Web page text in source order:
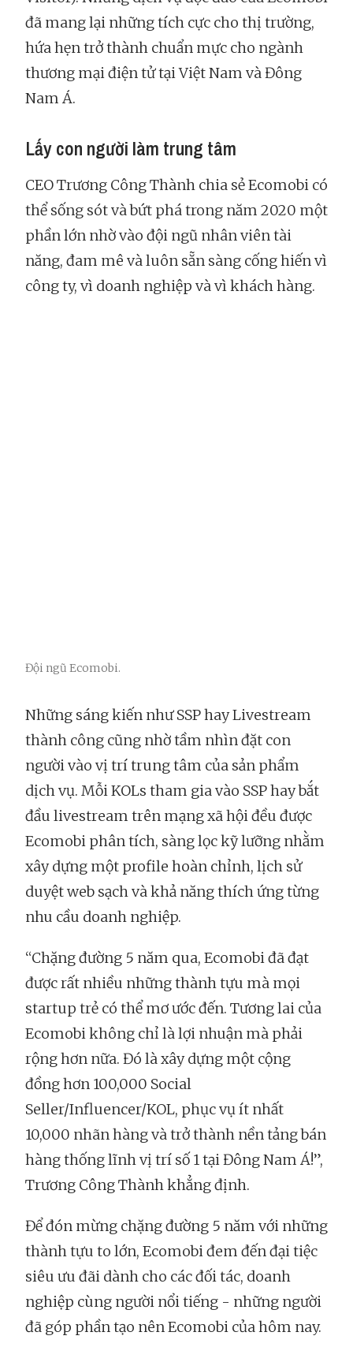
đã mang lại những tích cực cho thị trường,
hứa hẹn trở thành chuẩn mực cho ngành
thương mại điện tử tại Việt Nam và Đông
Nam Á.
Lấy con người làm trung tâm
CEO Trương Công Thành chia sẻ Ecomobi có
thể sống sót và bứt phá trong năm 2020 một
phần lớn nhờ vào đội ngũ nhân viên tài
năng, đam mê và luôn sẵn sàng cống hiến vì
công ty, vì doanh nghiệp và vì khách hàng.
Đội ngũ Ecomobi.
Những sáng kiến như SSP hay Livestream
thành công cũng nhờ tầm nhìn đặt con
người vào vị trí trung tâm của sản phẩm
dịch vụ. Mỗi KOLs tham gia vào SSP hay bắt
đầu livestream trên mạng xã hội đều được
Ecomobi phân tích, sàng lọc kỹ lưỡng nhằm
xây dựng một profile hoàn chỉnh, lịch sử
duyệt web sạch và khả năng thích ứng từng
nhu cầu doanh nghiệp.
“Chặng đường 5 năm qua, Ecomobi đã đạt
được rất nhiều những thành tựu mà mọi
startup trẻ có thể mơ ước đến. Tương lai của
Ecomobi không chỉ là lợi nhuận mà phải
rộng hơn nữa. Đó là xây dựng một cộng
đồng hơn 100,000 Social
Seller/Influencer/KOL, phục vụ ít nhất
10,000 nhãn hàng và trở thành nền tảng bán
hàng thống lĩnh vị trí số 1 tại Đông Nam Á!”,
Trương Công Thành khẳng định.
Để đón mừng chặng đường 5 năm với những
thành tựu to lớn, Ecomobi đem đến đại tiệc
siêu ưu đãi dành cho các đối tác, doanh
nghiệp cùng người nổi tiếng - những người
đã góp phần tạo nên Ecomobi của hôm nay.